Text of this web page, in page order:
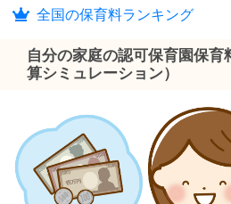
全国の保育料ランキング
自分の家庭の認可保育園保
算シミュレーション）